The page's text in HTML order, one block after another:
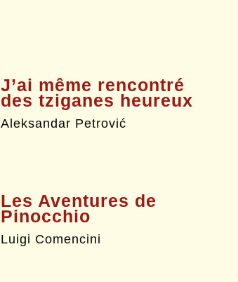
J’ai même rencontré
des tziganes heureux
Aleksandar Petrović
Les Aventures de
Pinocchio
Luigi Comencini